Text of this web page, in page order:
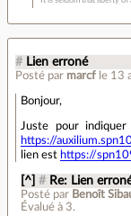
# Lien erroné
Posté par marcf le 13
Bonjour,
Juste pour
https://
lien est https://
[^] # Re: Lien
Posté par Benoît
Évalué à 3.